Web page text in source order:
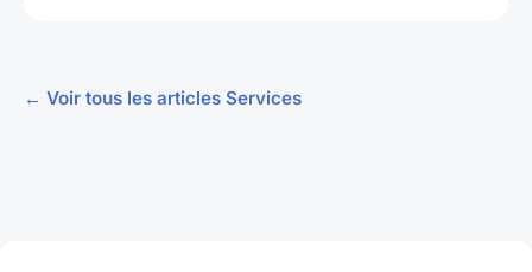
← Voir tous les articles Services